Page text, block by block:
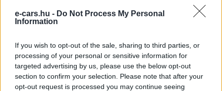
e-cars.hu - Do Not Process My Personal
Information
If you wish to opt-out of the sale, sharing to third parties, or
processing of your personal or sensitive information for
targeted advertising by us, please use the below opt-out
section to confirm your selection. Please note that after your
opt-out request is processed you may continue seeing
tartalmakért!
CÍMKÉK e-mobilitás Elektromobilitás
Elektromos autó